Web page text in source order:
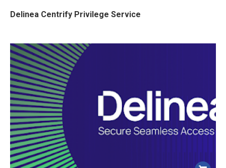
Delinea Centrify Privilege Service